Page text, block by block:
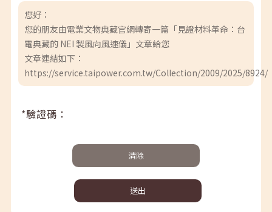
您好：
您的朋友由電業文物典藏官網轉寄一篇「見證材料革命：台
電典藏的 NEI 製風向風速儀」文章給您
文章連結如下：
https://service.taipower.com.tw/Collection/2009/2025/8924/
*驗證碼：
清除
送出